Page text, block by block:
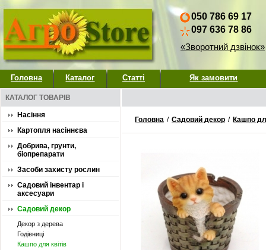
050 786 69 17
097 636 78 86
«Зворотний дзвінок»
Головна Каталог Статті Як замовити
КАТАЛОГ ТОВАРІВ
Насіння
Картопля насіннєва
Добрива, грунти,
біопрепарати
Засоби захисту рослин
Садовий інвентар і
аксесуари
Садовий декор
Декор з дерева
Годівниці
Кашпо для квітів
Головна / Садовий декор / Кашпо